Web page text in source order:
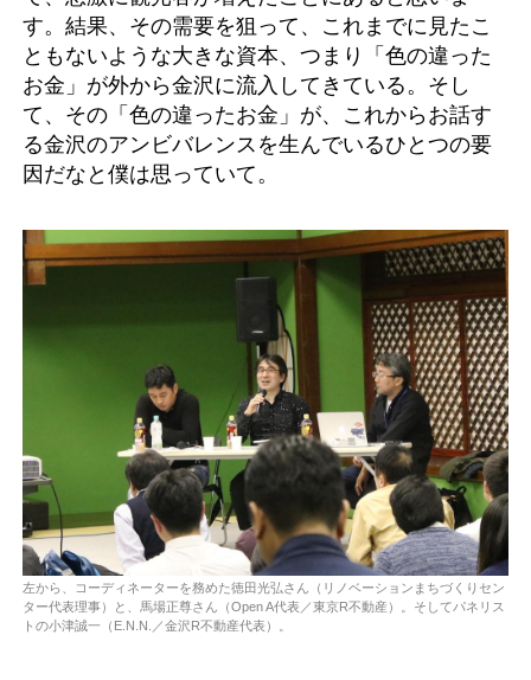
す。結果、その需要を狙って、これまでに見たこ
ともないような大きな資本、つまり「色の違った
お金」が外から金沢に流入してきている。そし
て、その「色の違ったお金」が、これからお話す
る金沢のアンビバレンスを生んでいるひとつの要
因だなと僕は思っていて。
左から、コーディネーターを務めた徳田光弘さん（リノベーションまちづくりセン
ター代表理事）と、馬場正尊さん（Open A代表／東京R不動産）。そしてパネリス
トの小津誠一（E.N.N.／金沢R不動産代表）。